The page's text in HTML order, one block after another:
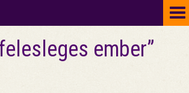
ember”